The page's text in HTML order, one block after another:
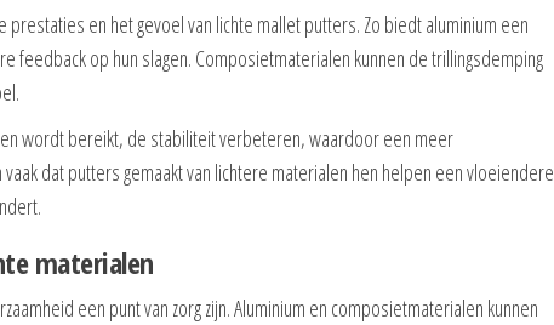
en het gevoel van lichte mallet putters. Zo biedt aluminium een
feedback op hun slagen. Composietmaterialen kunnen de trillingsdemping
wordt bereikt, de stabiliteit verbeteren, waardoor een meer
dat putters gemaakt van lichtere materialen hen helpen een vloeiendere
materialen
een punt van zorg zijn. Aluminium en composietmaterialen kunnen